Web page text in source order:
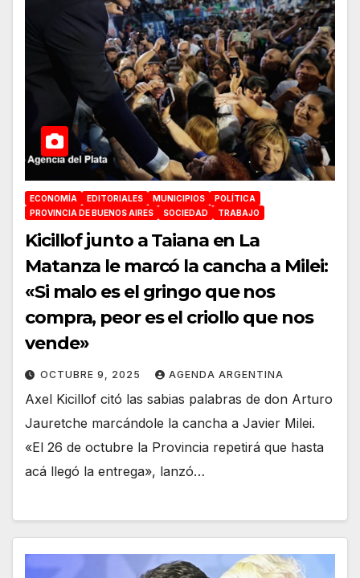
ECONOMÍA EDITORIALES MUNICIPIOS
POLÍTICA
PROVINCIA DE BUENOS AIRES
SOCIEDAD TRABAJO
Kicillof junto a Taiana en La
Matanza le marcó la cancha a Milei:
«Si malo es el gringo que nos
compra, peor es el criollo que nos
vende»
OCTUBRE 9, 2025 AGENDA ARGENTINA
Axel Kicillof citó las sabias palabras de don Arturo
Jauretche marcándole la cancha a Javier Milei.
«El 26 de octubre la Provincia repetirá que hasta
acá llegó la entrega», lanzó…